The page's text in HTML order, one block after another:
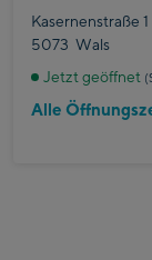
Kasernenstraße 1
5073 Wals
Jetzt geöffnet
Alle